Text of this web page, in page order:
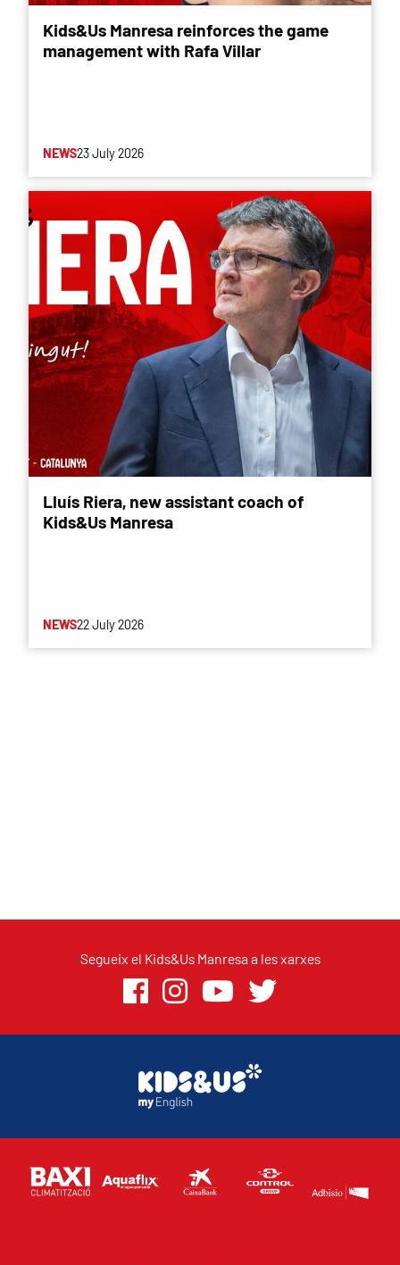
Kids&Us Manresa reinforces the game
management with Rafa Villar
NEWS23 July 2026
Lluís Riera, new assistant coach of
Kids&Us Manresa
NEWS22 July 2026
Segueix el Kids&Us Manresa a les xarxes